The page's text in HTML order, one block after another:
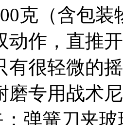
克（含包装
动作，直推
有很轻微的
磨专用战术
：弹簧刀夹